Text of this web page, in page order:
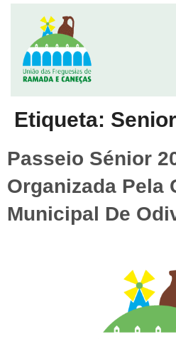
Etiqueta: Senior
Passeio Sénior
Organizada Pela
Municipal De